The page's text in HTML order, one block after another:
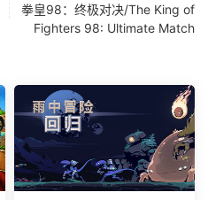
拳皇98：终极对决/The King of
Fighters 98: Ultimate Match